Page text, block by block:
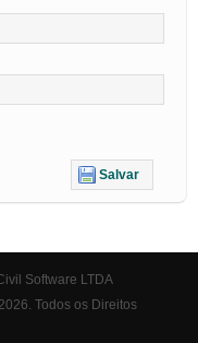
Salvar
Software LTDA
Todos os Direitos